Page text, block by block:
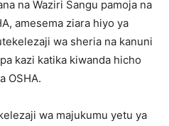
na Waziri Sangu pamoja na
amesema ziara hiyo ya
wa sheria na kanuni
kazi katika kiwanda hicho
OSHA.
wa majukumu yetu ya